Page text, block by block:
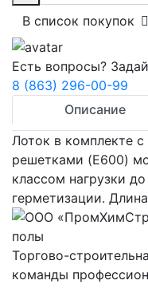
В список покупок
Есть вопросы?
8 (863) 296-00-99
Описание
Лоток в комплекте
решетками (E600)
классом нагрузки
герметизации.
Торгово-
команды